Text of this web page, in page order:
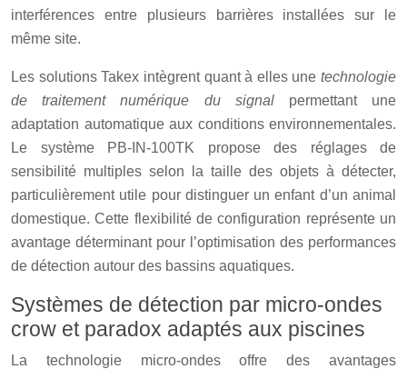
interférences entre plusieurs barrières installées sur le
même site.
Les solutions Takex intègrent quant à elles une technologie
de traitement numérique du signal permettant une
adaptation automatique aux conditions environnementales.
Le système PB-IN-100TK propose des réglages de
sensibilité multiples selon la taille des objets à détecter,
particulièrement utile pour distinguer un enfant d’un animal
domestique. Cette flexibilité de configuration représente un
avantage déterminant pour l’optimisation des performances
de détection autour des bassins aquatiques.
Systèmes de détection par micro-ondes
crow et paradox adaptés aux piscines
La technologie micro-ondes offre des avantages